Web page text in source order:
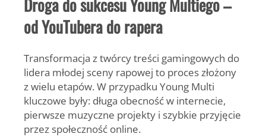
od YouTubera do rapera
Transformacja z twórcy treści gamingowych do
lidera młodej sceny rapowej to proces złożony
z wielu etapów. W przypadku Young Multi
kluczowe były: długa obecność w internecie,
pierwsze muzyczne projekty i szybkie przyjęcie
przez społeczność online.